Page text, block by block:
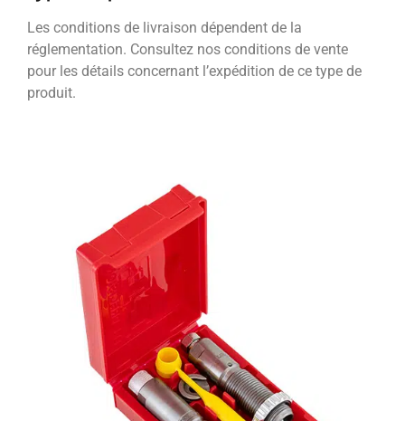
Les conditions de livraison dépendent de la
réglementation. Consultez nos conditions de vente
pour les détails concernant l’expédition de ce type de
produit.